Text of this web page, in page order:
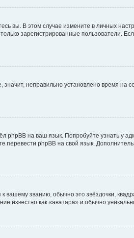
вы. В этом случае измените в личных
зарегистрированные пользователи.
неправильно установлено время на
phpBB на ваш язык. Попробуйте узнать у
перевести phpBB на свой язык.
званию, обычно это звёздочки,
известно как «аватара» и обычно